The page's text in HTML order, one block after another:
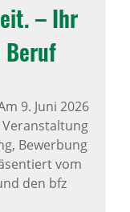
– Ihr
Beruf
9. Juni 2026
Bewerbung
vom
den bfz